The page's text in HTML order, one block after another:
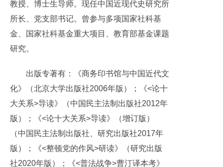
教授、博士生导师。现任中国近现代史研究所
所长、党支部书记。曾参与多项国家社科基
金、国家社科基金重大项目、教育部基金课题
研究。
出版专著有：
《商务印书馆与中国近代文
化》（北京大学出版社2006年版）；《<论十
大关系>导读》（中国民主法制出版社2012年
版）；《<论十大关系>导读》（增订版）
（中国民主法制出版社、研究出版社2017年
版）；《<整顿党的作风>研读》（研究出版
社2020年版）；《<普法战争>曹汀译本考》